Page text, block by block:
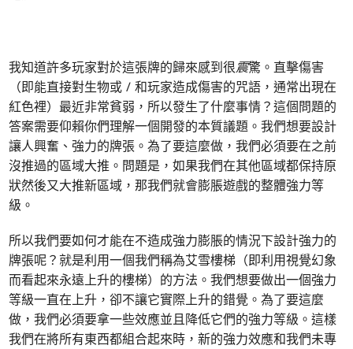
我知道許多玩家對於這張牌的歸來感到很震驚。直擊傷害
（即能直接對生物或 / 和玩家造成傷害的咒語，通常出現在
紅色裡）最近非常貧弱，所以發生了什麼事情？這個問題的
答案需要仰賴你們理解一個開發的本質議題。我們想要設計
讓人興奮、強力的牌張。為了要這麼做，我們必須要在之前
沒推過的區域大推。問題是，如果我們在其他區域都保持原
狀然後又大推新區域，那我們就會膨脹遊戲的整體強力等
級。
所以我們要如何才能在不造成強力膨脹的情況下設計強力的
牌張呢？就是利用一個我們稱為艾雪樓梯（即利用視覺幻象
而看起來永遠上升的樓梯）的方法。我們想要做出一個強力
等級一直在上升，卻不讓它實際上升的錯覺。為了要這麼
做，我們必須要拿一些效應並且降低它們的強力等級。這樣
我們在將所有東西都組合起來時，新的強力效應和我們未專